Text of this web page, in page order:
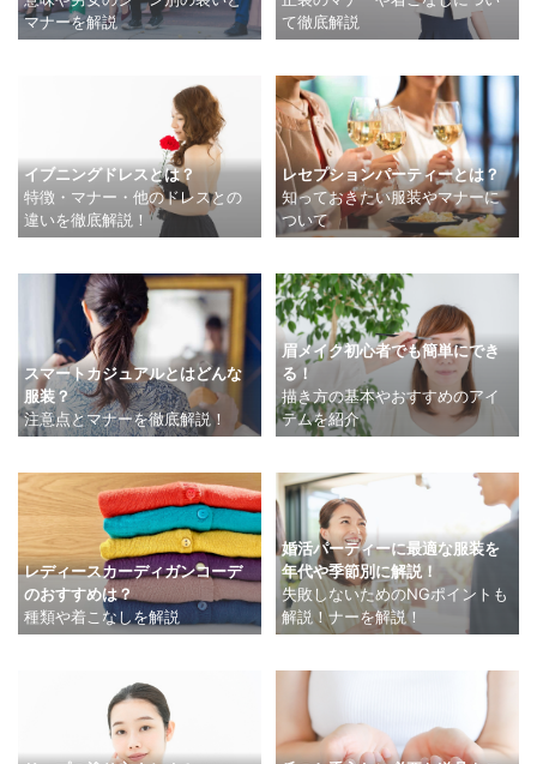
マナーを解説
て徹底解説
イブニングドレスとは？
特徴・マナー・他のドレスとの
違いを徹底解説！
レセプションパーティーとは？
知っておきたい服装やマナーに
ついて
スマートカジュアルとはどんな
服装？
注意点とマナーを徹底解説！
眉メイク初心者でも簡単にでき
る！
描き方の基本やおすすめのアイ
テムを紹介
レディースカーディガンコーデ
のおすすめは？
種類や着こなしを解説
婚活パーティーに最適な服装を
年代や季節別に解説！
失敗しないためのNGポイントも
解説！ナーを解説！